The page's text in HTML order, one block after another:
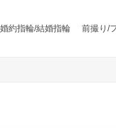
婚約指輪/結婚指輪 前撮り/